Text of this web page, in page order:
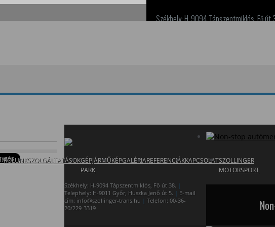
Székhely: H-9094 Tápszentmiklós, Fő út
RÓLUNKSZOLGÁLTATÁSOKGÉPJÁRMŰ
PARK
KÉPGALÉRIAREFERENCIÁKKAPCSOLATSZOLLINGER
MOTORSPORT
Székhely: H-9094 Tápszentmiklós, Fő út 38. |
Telephely: H-9011 Győr, Huszka Jenő út 5. | E-mail
cím: info@szollinger-trans.hu | Telefon: 00-36-
20/229-3319